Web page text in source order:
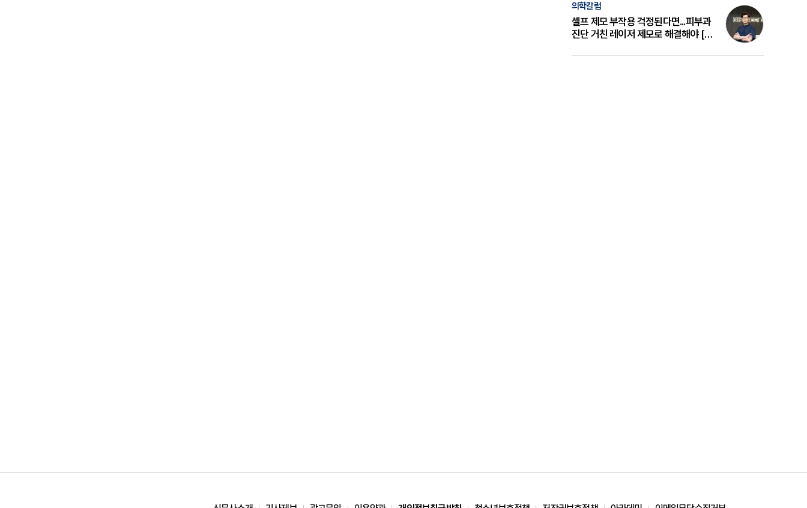
의학칼럼
셀프 제모 부작용 걱정된다면...피부과
진단 거친 레이저 제모로 해결해야 [변